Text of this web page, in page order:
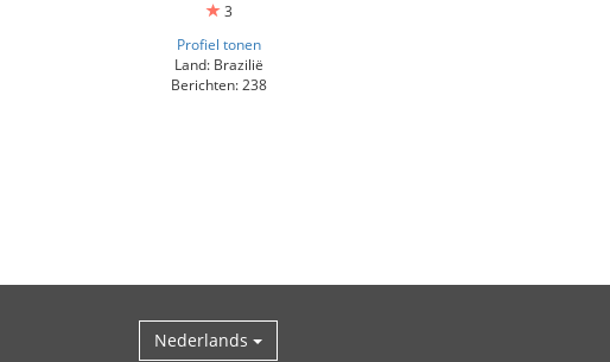
3
Profiel tonen
Land: Brazilië
Berichten: 238
Nederlands